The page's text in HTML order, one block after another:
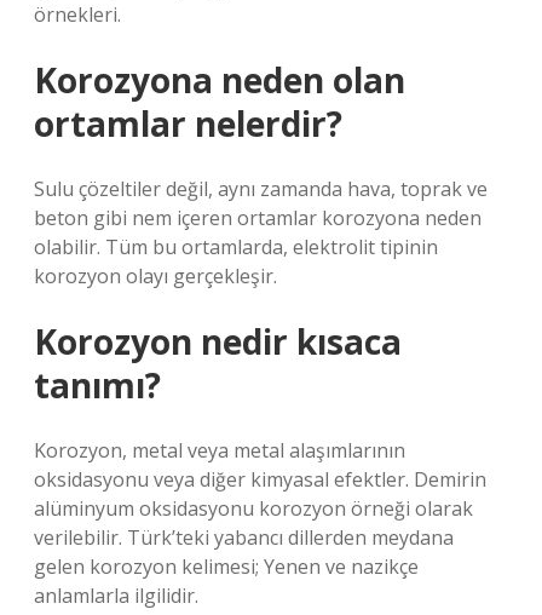
örnekleri.
Korozyona neden olan
ortamlar nelerdir?
Sulu çözeltiler değil, aynı zamanda hava, toprak ve
beton gibi nem içeren ortamlar korozyona neden
olabilir. Tüm bu ortamlarda, elektrolit tipinin
korozyon olayı gerçekleşir.
Korozyon nedir kısaca
tanımı?
Korozyon, metal veya metal alaşımlarının
oksidasyonu veya diğer kimyasal efektler. Demirin
alüminyum oksidasyonu korozyon örneği olarak
verilebilir. Türk’teki yabancı dillerden meydana
gelen korozyon kelimesi; Yenen ve nazikçe
anlamlarla ilgilidir.